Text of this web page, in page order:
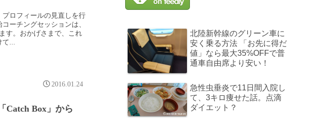
ロフィールの見直しを行
ーチングセッションは、
す。おかげさまで、これ
...
2016.01.24
Catch Box」から
北陸新幹線のグリーン車に
安く乗る方法 「お先に得だ
値」なら最大35%OFFで普
通車自由席より安い！
急性虫垂炎で11日間入院し
て、3キロ痩せた話。点滴
ダイエット？